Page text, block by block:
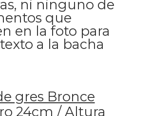
ni ninguno de
que
en la foto para
a la bacha
gres Bronce
24cm / Altura